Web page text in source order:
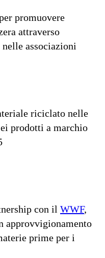
promuovere
attraverso
associazioni
riciclato nelle
prodotti a marchio
con il WWF,
approvvigionamento
prime per i